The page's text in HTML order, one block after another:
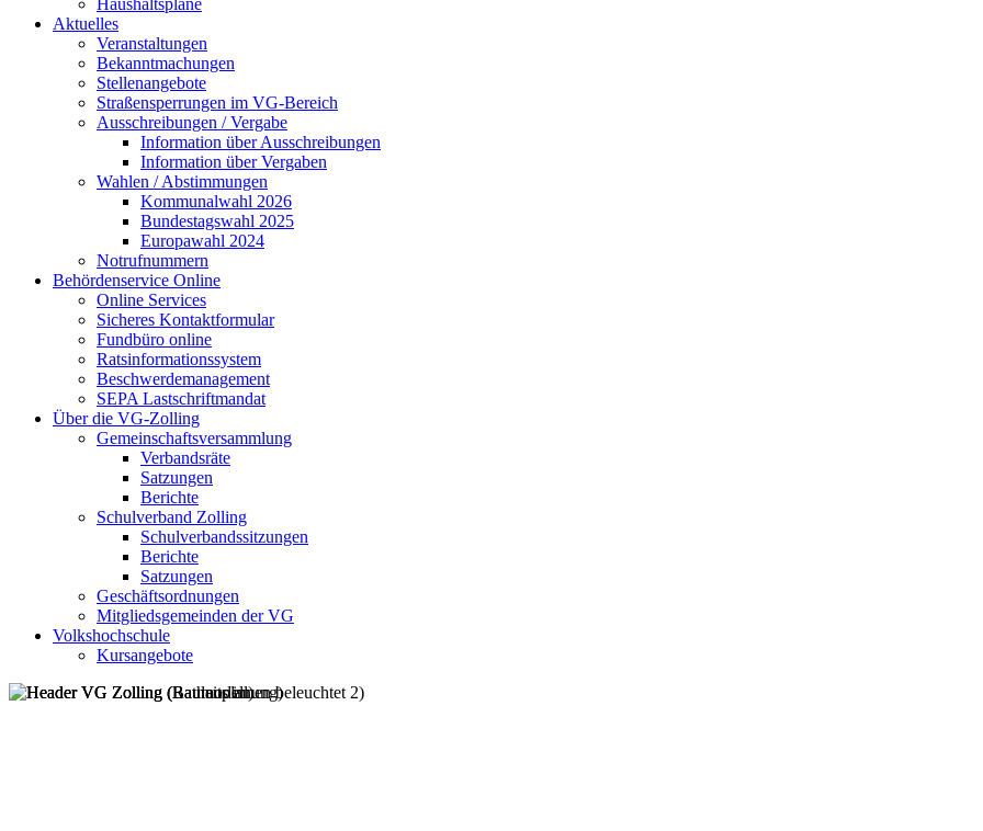
Haushaltspläne
Aktuelles
Veranstaltungen
Bekanntmachungen
Stellenangebote
Straßensperrungen im VG-Bereich
Ausschreibungen / Vergabe
Information über Ausschreibungen
Information über Vergaben
Wahlen / Abstimmungen
Kommunalwahl 2026
Bundestagswahl 2025
Europawahl 2024
Notrufnummern
Behördenservice Online
Online Services
Sicheres Kontaktformular
Fundbüro online
Ratsinformationssystem
Beschwerdemanagement
SEPA Lastschriftmandat
Über die VG-Zolling
Gemeinschaftsversammlung
Verbandsräte
Satzungen
Berichte
Schulverband Zolling
Schulverbandssitzungen
Berichte
Satzungen
Geschäftsordnungen
Mitgliedsgemeinden der VG
Volkshochschule
Kursangebote